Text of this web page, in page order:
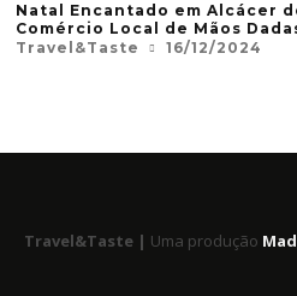
Natal Encantado em Alcácer
Comércio Local de Mãos
Travel&Taste
16/12/2024
Travel&Taste | Uma produção